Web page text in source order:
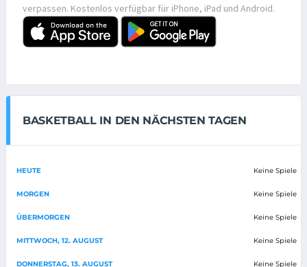
verpassen. Kostenlos verfügbar für iPhone, iPad und Android.
BASKETBALL IN DEN NÄCHSTEN TAGEN
HEUTE Keine Spiele
MORGEN Keine Spiele
ÜBERMORGEN Keine Spiele
MITTWOCH, 12. AUGUST Keine Spiele
DONNERSTAG, 13. AUGUST Keine Spiele